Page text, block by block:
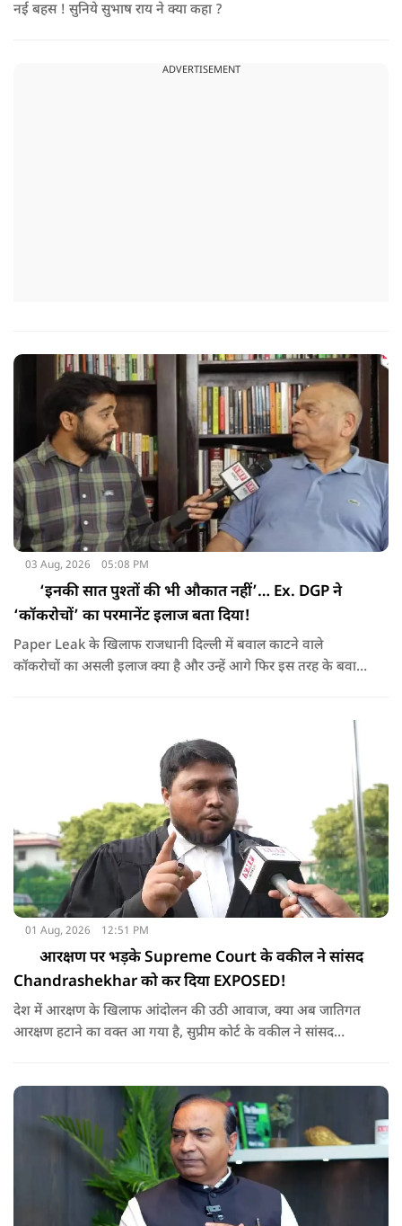
नई बहस ! सुनिये सुभाष राय ने क्या कहा ?
ADVERTISEMENT
03 Aug, 2026 05:08 PM
‘इनकी सात पुश्तों की भी औकात नहीं’… Ex. DGP ने
‘कॉकरोचों’ का परमानेंट इलाज बता दिया!
Paper Leak के खिलाफ राजधानी दिल्ली में बवाल काटने वाले
कॉकरोचों का असली इलाज क्या है और उन्हें आगे फिर इस तरह के बवाल
01 Aug, 2026 12:51 PM
आरक्षण पर भड़के Supreme Court के वकील ने सांसद
Chandrashekhar को कर दिया EXPOSED!
देश में आरक्षण के खिलाफ आंदोलन की उठी आवाज, क्या अब जातिगत
आरक्षण हटाने का वक्त आ गया है, सुप्रीम कोर्ट के वकील ने सांसद